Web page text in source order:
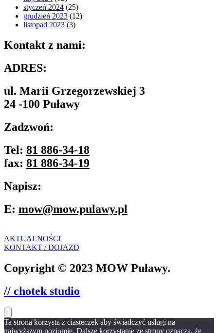
styczeń 2024 (25)
grudzień 2023 (12)
listopad 2023 (3)
Kontakt z nami:
ADRES:
ul. Marii Grzegorzewskiej 3
24 -100 Puławy
Zadzwoń:
Tel: 81 886-34-18
fax: 81 886-34-19
Napisz:
E: mow@mow.pulawy.pl
AKTUALNOŚCI
KONTAKT / DOJAZD
Copyright © 2023 MOW Puławy.
// chotek studio
Ta strona korzysta z ciasteczek aby świadczyć usługi na
najwyższym poziomie. Dalsze korzystanie ze strony oznacza, że